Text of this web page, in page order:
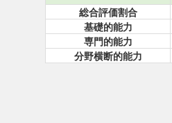
総合評価割合
基礎的能力
専門的能力
分野横断的能力